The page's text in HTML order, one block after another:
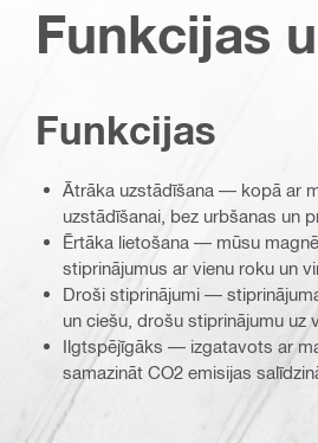
Funkcijas
Funkcijas
Ātrāka uzstādīšana — kopā ar
uzstādīšanai, bez urbšanas un
Ērtāka lietošana — mūsu
stiprinājumus ar vienu roku un
Droši stiprinājumi —
un ciešu, drošu stiprinājumu uz
Ilgtspējīgāks — izgatavots ar
samazināt CO2 emisijas